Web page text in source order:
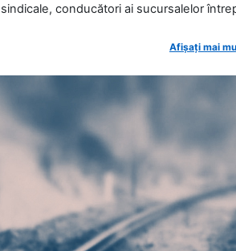
sindicale, conducători ai sucursalelor
Afișați mai